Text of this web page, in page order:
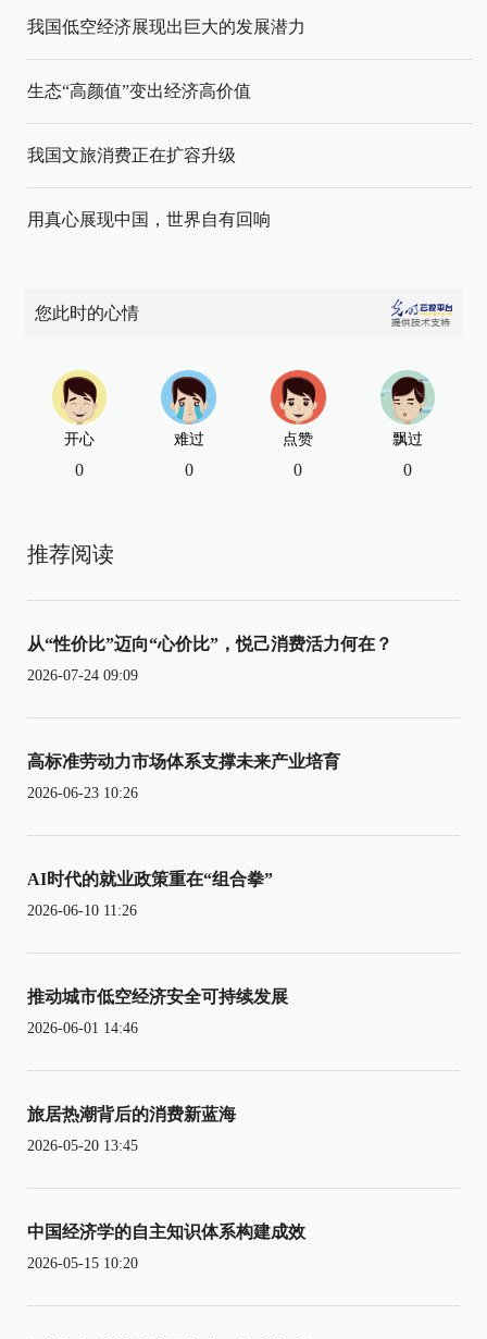
我国低空经济展现出巨大的发展潜力
生态“高颜值”变出经济高价值
我国文旅消费正在扩容升级
用真心展现中国，世界自有回响
您此时的心情
开心
0
难过
0
点赞
0
飘过
0
推荐阅读
从“性价比”迈向“心价比”，悦己消费活力何在？
2026-07-24 09:09
高标准劳动力市场体系支撑未来产业培育
2026-06-23 10:26
AI时代的就业政策重在“组合拳”
2026-06-10 11:26
推动城市低空经济安全可持续发展
2026-06-01 14:46
旅居热潮背后的消费新蓝海
2026-05-20 13:45
中国经济学的自主知识体系构建成效
2026-05-15 10:20